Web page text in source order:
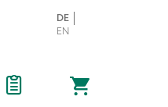
SPRACHE
DE
EN
Mein